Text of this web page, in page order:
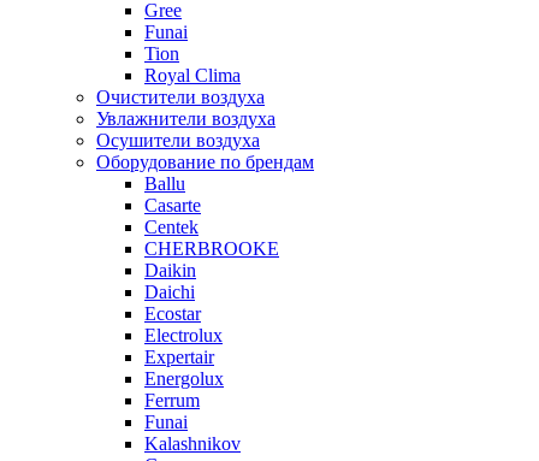
Gree
Funai
Tion
Royal Clima
Очистители воздуха
Увлажнители воздуха
Осушители воздуха
Оборудование по брендам
Ballu
Casarte
Centek
CHERBROOKE
Daikin
Daichi
Ecostar
Electrolux
Expertair
Energolux
Ferrum
Funai
Kalashnikov